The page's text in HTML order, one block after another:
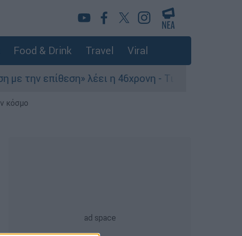
Food & Drink Travel Viral
επίθεση» λέει η 46χρονη - Τι αποκάλυψε στους
κόσμο